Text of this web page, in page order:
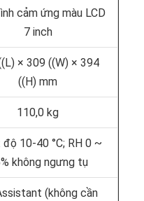
cảm ứng màu LCD
7 inch
× 309 ((W) × 394
((H) mm
110,0 kg
độ 10-40 °C; RH 0 ~
không ngưng tụ
(không cần